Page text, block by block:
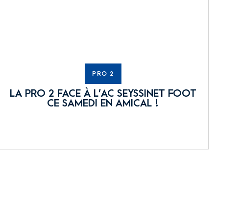
PRO 2
LA PRO 2 FACE À L’AC SEYSSINET FOOT
CE SAMEDI EN AMICAL !